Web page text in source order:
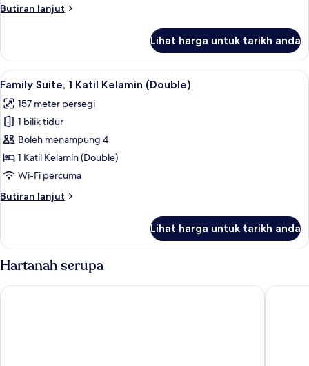
Raja
Katil
Sofa
Butiran lanjut
Butiran
Suite,
Katil
(King)
dengan
Sofa
Lihat harga untuk tarikh anda
Lihat
semua
foto
untuk
Family
Suite,
1
Kelamin
Family Suite, 1 Katil Kelamin
7
Family Suite, 1 Katil Kelamin (Double)
157 meter persegi
1 bilik tidur
Boleh menampung 4
1 Katil Kelamin (Double)
Wi-Fi percuma
Butiran lanjut
Butiran
Suite,
Katil
(Double)
Lihat harga untuk tarikh anda
Hartanah serupa
Holiday Inn Resort Phuket by IHG Four